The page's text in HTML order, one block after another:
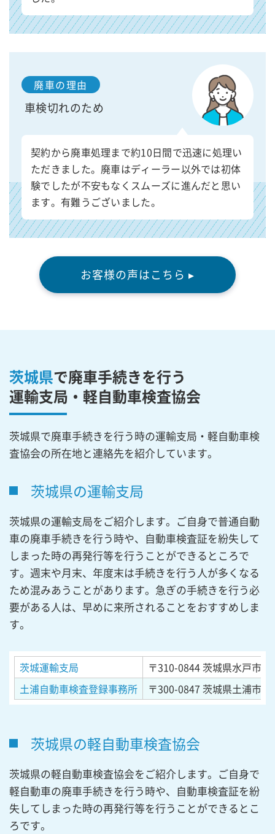
廃車の理由
車検切れのため
契約から廃車処理まで約10日間で迅速に処理い
ただきました。廃車はディーラー以外では初体
験でしたが不安もなくスムーズに進んだと思い
ます。有難うございました。
お客様の声はこちら ▸
茨城県で廃車手続きを行う
運輸支局・軽自動車検査協会
茨城県で廃車手続きを行う時の運輸支局・軽自動車検
査協会の所在地と連絡先を紹介しています。
茨城県の運輸支局
茨城県の運輸支局をご紹介します。ご自身で普通自動
車の廃車手続きを行う時や、自動車検査証を紛失して
しまった時の再発行等を行うことができるところで
す。週末や月末、年度末は手続きを行う人が多くなる
ため混みあうことがあります。急ぎの手続きを行う必
要がある人は、早めに来所されることをおすすめしま
す。
茨城運輸支局 〒310-0844茨城県水戸市
土浦自動車検査登録事務所
〒300-0847茨城県土浦市
茨城県の軽自動車検査協会
茨城県の軽自動車検査協会をご紹介します。ご自身で
軽自動車の廃車手続きを行う時や、自動車検査証を紛
失してしまった時の再発行等を行うことができるとこ
ろです。